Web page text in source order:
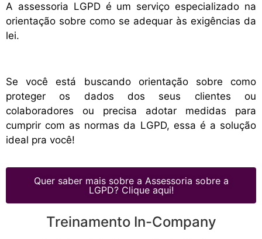
A assessoria LGPD é um serviço especializado na
orientação sobre como se adequar às exigências da
lei.
Se você está buscando orientação sobre como
proteger os dados dos seus clientes ou
colaboradores ou precisa adotar medidas para
cumprir com as normas da LGPD, essa é a solução
ideal pra você!
Quer saber mais sobre a Assessoria sobre a
LGPD? Clique aqui!
Treinamento In-Company